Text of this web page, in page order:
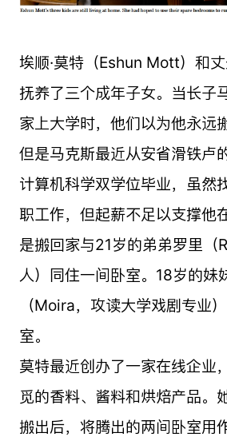
埃顺·莫特（Eshun Mott）和
抚养了三个成年子女。当长子
家上大学时，他们以为他永远
但是马克斯最近从安省滑铁卢
计算机科学双学位毕业，虽然
职工作，但起薪不足以支撑他
是搬回家与21岁的弟弟罗里（
人）同住一间卧室。18岁的妹
（Moira，攻读大学戏剧专业
室。
莫特最近创办了一家在线企业
觅的香料、酱料和烘焙产品。
搬出后，将腾出的两间卧室用